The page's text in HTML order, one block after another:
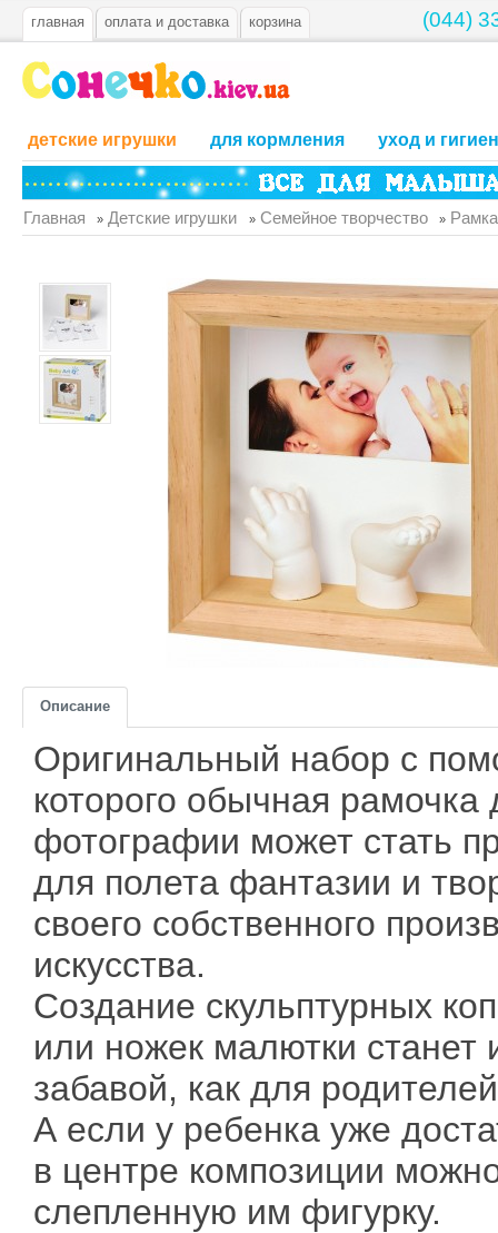
(044)
главная оплата и доставка корзина
детские игрушки для кормления уход и
Главная » Детские игрушки » Семейное творчество »
Описание
Оригинальный набор с
которого обычная рамочка
фотографии может стать
для полета фантазии и
своего собственного
искусства.
Создание скульптурных
или ножек малютки станет
забавой, как для
А если у ребенка уже
в центре композиции
слепленную им фигурку.